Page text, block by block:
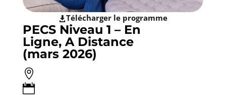
Télécharger le programme
PECS Niveau 1 – En
Ligne, A Distance
(mars 2026)

